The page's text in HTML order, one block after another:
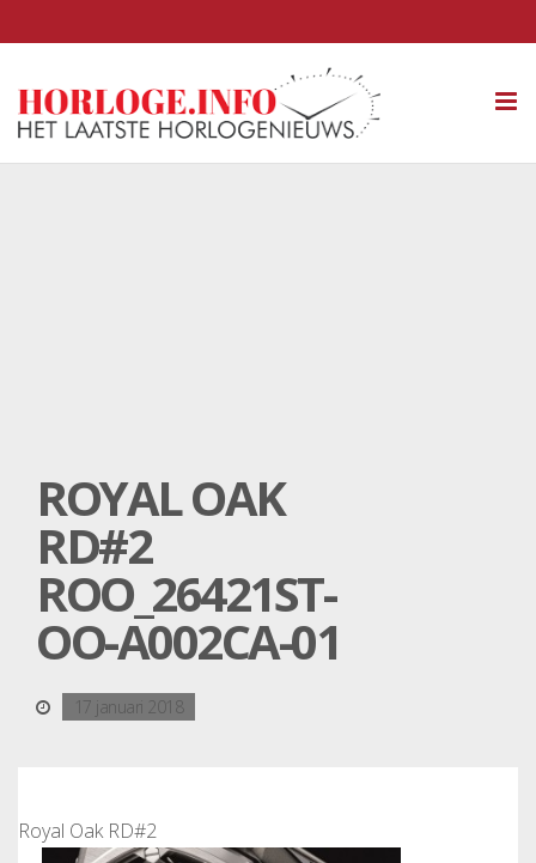
ROYAL OAK
RD#2
ROO_26421ST-
OO-A002CA-01
17 januari 2018
Royal Oak RD#2